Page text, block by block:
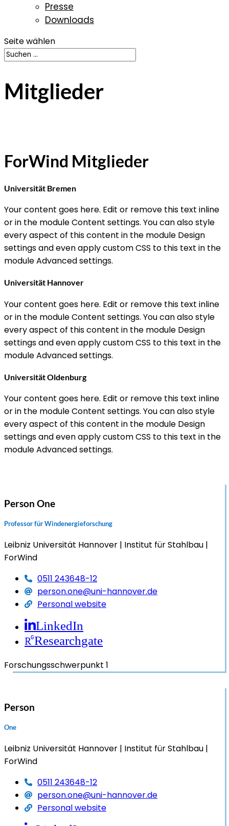
Presse
Downloads
Seite wählen
Mitglieder
ForWind Mitglieder
Universität Bremen
Your content goes here. Edit or remove this text inline
or in the module Content settings. You can also style
every aspect of this content in the module Design
settings and even apply custom CSS to this text in the
module Advanced settings.
Universität Hannover
Your content goes here. Edit or remove this text inline
or in the module Content settings. You can also style
every aspect of this content in the module Design
settings and even apply custom CSS to this text in the
module Advanced settings.
Universität Oldenburg
Your content goes here. Edit or remove this text inline
or in the module Content settings. You can also style
every aspect of this content in the module Design
settings and even apply custom CSS to this text in the
module Advanced settings.
Person One
Professor für Windenergieforschung
Leibniz Universität Hannover
Institut für Stahlbau
ForWind
0511 243648-12
person.one@uni-hannover.de
Personal website
LinkedIn
Researchgate
Forschungsschwerpunkt 1
Person
One
Leibniz Universität Hannover
Institut für Stahlbau
ForWind
0511 243648-12
person.one@uni-hannover.de
Personal website